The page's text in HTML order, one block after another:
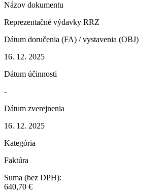
Názov dokumentu
Reprezentačné výdavky RRZ
Dátum doručenia (FA) / vystavenia (OBJ)
16. 12. 2025
Dátum účinnosti
-
Dátum zverejnenia
16. 12. 2025
Kategória
Faktúra
Suma (bez DPH):
640,70 €